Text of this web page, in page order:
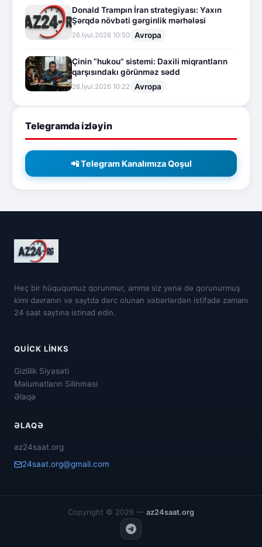
Donald Trampın İran strategiyası: Yaxın
Şərqdə növbəti gərginlik mərhələsi
26.İyul.2026 10:50 Avropa
Çinin “hukou” sistemi: Daxili miqrantların
qarşısındakı görünməz sədd
26.İyul.2026 10:22 Avropa
Telegramda izləyin
📲 Telegram Kanalımıza Qoşul
Heç bir hüququmuz qorunmur, amma siz yenə də qorunurmuş
kimi davranın və saytda dərc olunan xəbərlərdən istifadə zamanı
24 saat saytına istinad edin.
QUICK LINKS
Gizlilik Siyasəti
Məlumatların Silinməsi
Əlaqə
ƏLAQƏ
az24saat.org
24saat.org@gmail.com
Copyright © 2026 — az24saat.org